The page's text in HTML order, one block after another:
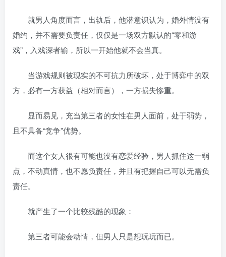
就男人角度而言，出轨后，他潜意识认为，婚外情没有
婚约，并不需要负责任，仅仅是一场双方默认的“零和游
戏”，入戏深者输，所以一开始他就不会当真。
当游戏规则被现实的不可抗力所破坏，处于博弈中的双
方，必有一方获益（相对而言），一方损失惨重。
显而易见，充当第三者的女性在男人面前，处于弱势，
且不具备“竞争”优势。
而这个女人很有可能也没有恋爱经验，男人抓住这一弱
点，不动真情，也不愿负责任，并且有把握自己可以无需负
责任。
就产生了一个比较残酷的现象：
第三者可能会动情，但男人只是想玩玩而已。